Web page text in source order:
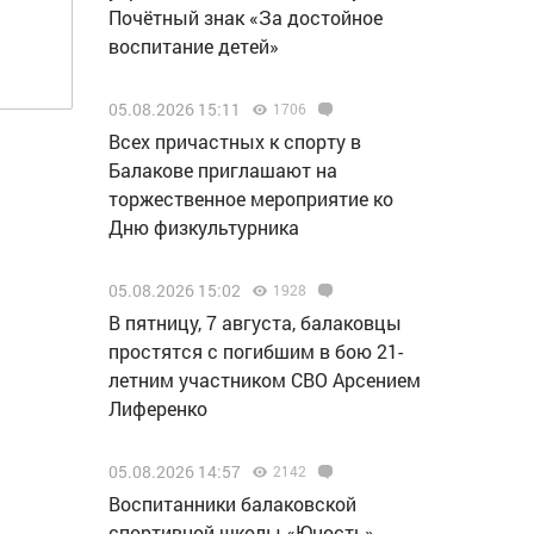
Почётный знак «За достойное
воспитание детей»
05.08.2026 15:11 1706
Всех причастных к спорту в
Балакове приглашают на
торжественное мероприятие ко
Дню физкультурника
05.08.2026 15:02 1928
В пятницу, 7 августа, балаковцы
простятся с погибшим в бою 21-
летним участником СВО Арсением
Лиференко
05.08.2026 14:57 2142
Воспитанники балаковской